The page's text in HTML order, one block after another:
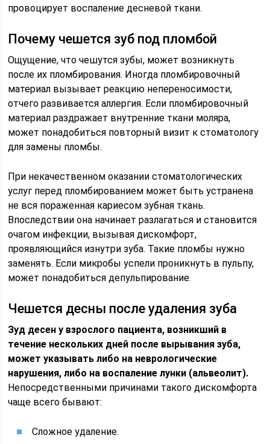
провоцирует воспаление десневой ткани.
Почему чешется зуб под пломбой
Ощущение, что чешутся зубы, может возникнуть
после их пломбирования. Иногда пломбировочный
материал вызывает реакцию непереносимости,
отчего развивается аллергия. Если пломбировочный
материал раздражает внутренние ткани моляра,
может понадобиться повторный визит к стоматологу
для замены пломбы.
При некачественном оказании стоматологических
услуг перед пломбированием может быть устранена
не вся пораженная кариесом зубная ткань.
Впоследствии она начинает разлагаться и становится
очагом инфекции, вызывая дискомфорт,
проявляющийся изнутри зуба. Такие пломбы нужно
заменять. Если микробы успели проникнуть в пульпу,
может понадобиться депульпирование.
Чешется десны после удаления зуба
Зуд десен у взрослого пациента, возникший в
течение нескольких дней после вырывания зуба,
может указывать либо на неврологические
нарушения, либо на воспаление лунки (альвеолит).
Непосредственными причинами такого дискомфорта
чаще всего бывают:
Сложное удаление.